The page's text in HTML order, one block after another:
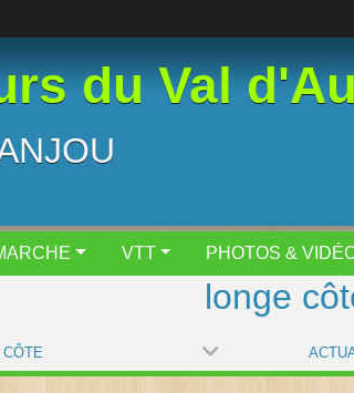
du Val
VTT PHOTOS &
longe
CÔTE